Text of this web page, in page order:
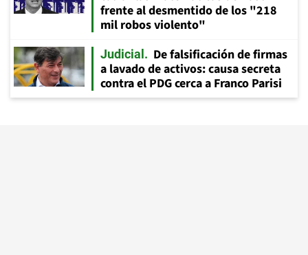
frente al desmentido de los "218
mil robos violento"
Judicial
De falsificación de firmas
a lavado de activos: causa secreta
contra el PDG cerca a Franco Parisi